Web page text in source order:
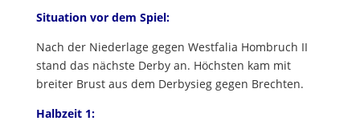
Situation vor dem Spiel:
Nach der Niederlage gegen Westfalia Hombruch II
stand das nächste Derby an. Höchsten kam mit
breiter Brust aus dem Derbysieg gegen Brechten.
Halbzeit 1: